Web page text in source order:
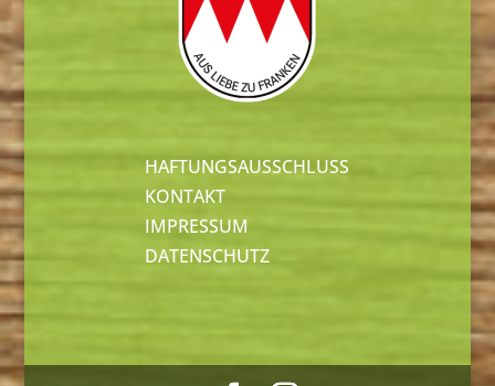
HAFTUNGSAUSSCHLUSS
KONTAKT
IMPRESSUM
DATENSCHUTZ